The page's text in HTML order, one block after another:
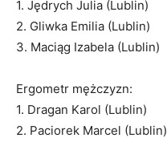
1. Jędrych Julia (Lublin)
2. Gliwka Emilia (Lublin)
3. Maciąg Izabela (Lublin)
Ergometr mężczyzn:
1. Dragan Karol (Lublin)
2. Paciorek Marcel (Lublin)